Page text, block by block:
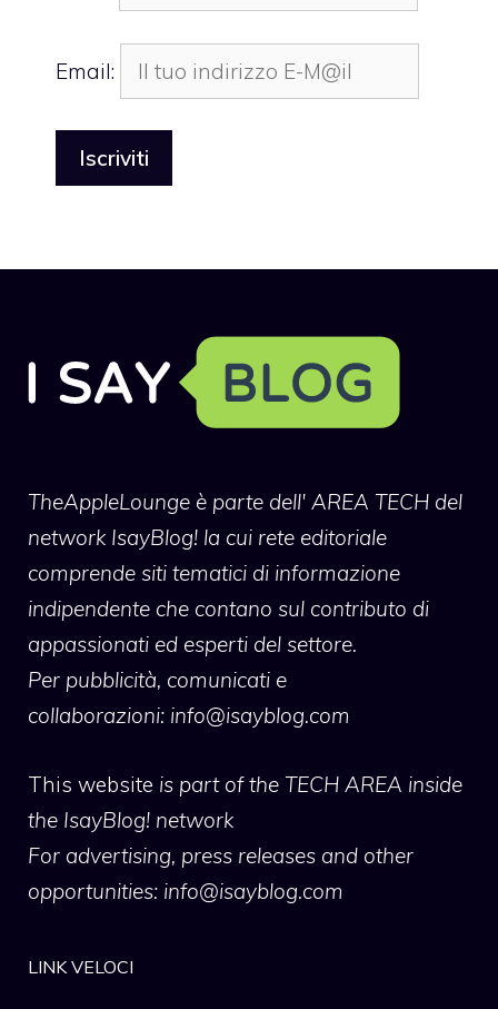
Email:
TheAppleLounge è parte dell' AREA TECH del
network IsayBlog! la cui rete editoriale
comprende siti tematici di informazione
indipendente che contano sul contributo di
appassionati ed esperti del settore.
Per pubblicità, comunicati e
collaborazioni: info@isayblog.com
This website is part of the TECH AREA inside
the IsayBlog! network
For advertising, press releases and other
opportunities: info@isayblog.com
LINK VELOCI